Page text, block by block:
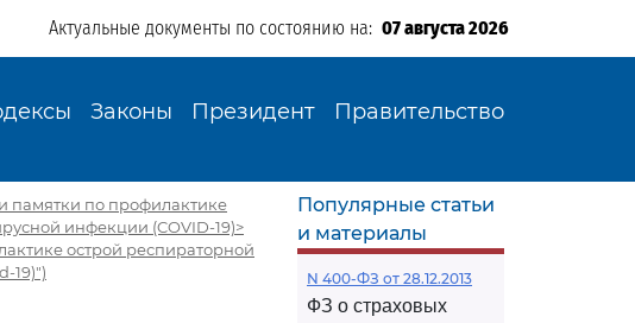
Актуальные документы по состоянию на: 07 августа 2026
Законы Президент Правительство
памятки по профилактике
инфекции (COVID-19)>
острой респираторной
19)")
Популярные статьи
и материалы
N 400-ФЗ от 28.12.2013
ФЗ о страховых